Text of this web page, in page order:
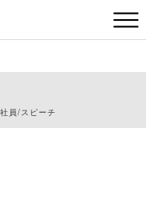
員/スピーチ